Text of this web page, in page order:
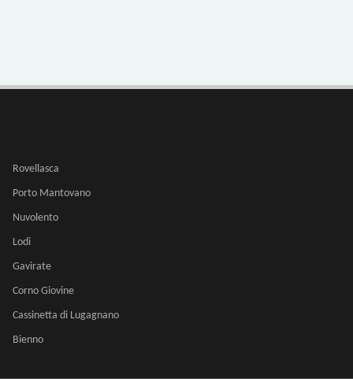
Rovellasca
Porto Mantovano
Nuvolento
Lodi
Gavirate
Corno Giovine
Cassinetta di Lugagnano
Bienno